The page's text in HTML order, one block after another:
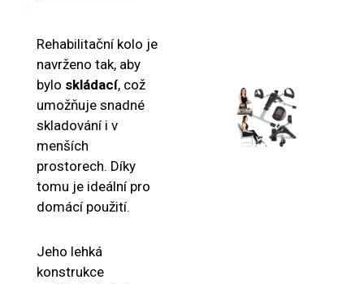
Rehabilitační kolo je
navrženo tak, aby
bylo skládací, což
umožňuje snadné
skladování i v
menších
prostorech. Díky
tomu je ideální pro
domácí použití.
Jeho lehká
konstrukce